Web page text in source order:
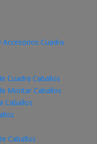
Accesorios Cuadra
Cuadra Caballos
Montar Caballos
Caballos
Caballos